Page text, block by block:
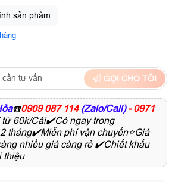
sản phẩm
GỌI CHO TÔI
☎️0909 087 114 (Zalo/Call) - 0971
từ 60k/Cái✔️Có ngay trong
tháng✔️Miễn phí vận chuyển⭐Giá
nhiều giá càng rẻ ✔️Chiết khấu
thiệu